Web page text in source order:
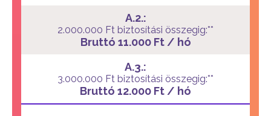
A.2.:
2.000.000 Ft biztosítási összegig:**
Bruttó 11.000 Ft / hó
A.3.:
3.000.000 Ft biztosítási összegig:**
Bruttó 12.000 Ft / hó